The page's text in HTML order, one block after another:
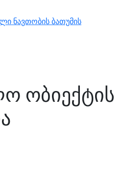
ნავთობის ბათუმის
ობიექტის